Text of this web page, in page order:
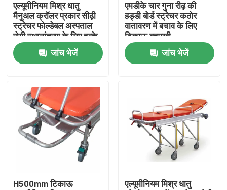
कारखाने का दौरा
गुणवत्ता नियंत्रण
हमसे संपर्क करें
समाचार
उद्धरण मांगें
एल्यूमीनियम मिश्र धातु
मैनुअल क्रॉलर प्रकार सीढ़ी
स्ट्रेचर फोल्डेबल अस्पताल
रोगी स्थानांतरण के लिए हल्के
जांच भेजें
एमडीके चार गुना रीढ़ की
हड्डी बोर्ड स्ट्रेचर कठोर
वातावरण में बचाव के लिए
टिकाऊ बहुमुखी
जांच भेजें
H500mm टिकाऊ
एल्यूमीनियम मिश्र धातु